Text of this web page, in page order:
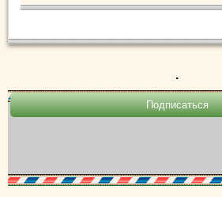
.